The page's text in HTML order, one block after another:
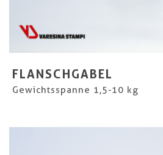
FLANSCHGABEL
Gewichtsspanne 1,5-10 kg